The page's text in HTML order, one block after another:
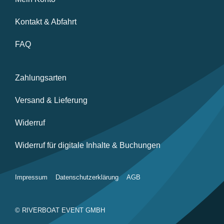
Kontakt & Abfahrt
FAQ
Zahlungsarten
Versand & Lieferung
Widerruf
Widerruf für digitale Inhalte & Buchungen
© RIVERBOAT EVENT GMBH
Impressum Datenschutzerklärung AGB